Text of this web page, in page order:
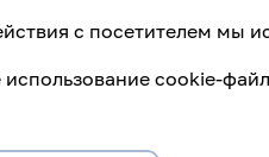
(трех) месяцев с 01
с посетителем мы
cookie-